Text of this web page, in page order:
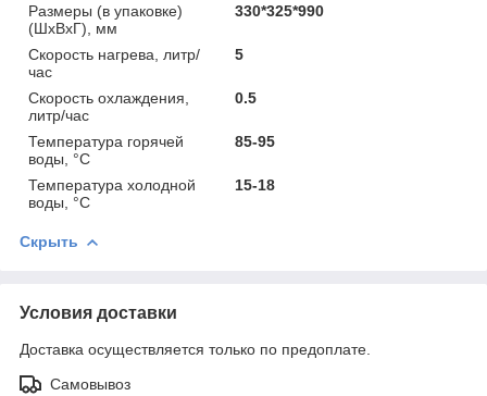
Размеры (в упаковке)
(ШхВхГ), мм
330*325*990
Скорость нагрева, литр/
час
5
Скорость охлаждения,
литр/час
0.5
Температура горячей
воды, °С
85-95
Температура холодной
воды, °С
15-18
Скрыть
Условия доставки
Доставка осуществляется только по предоплате.
Самовывоз